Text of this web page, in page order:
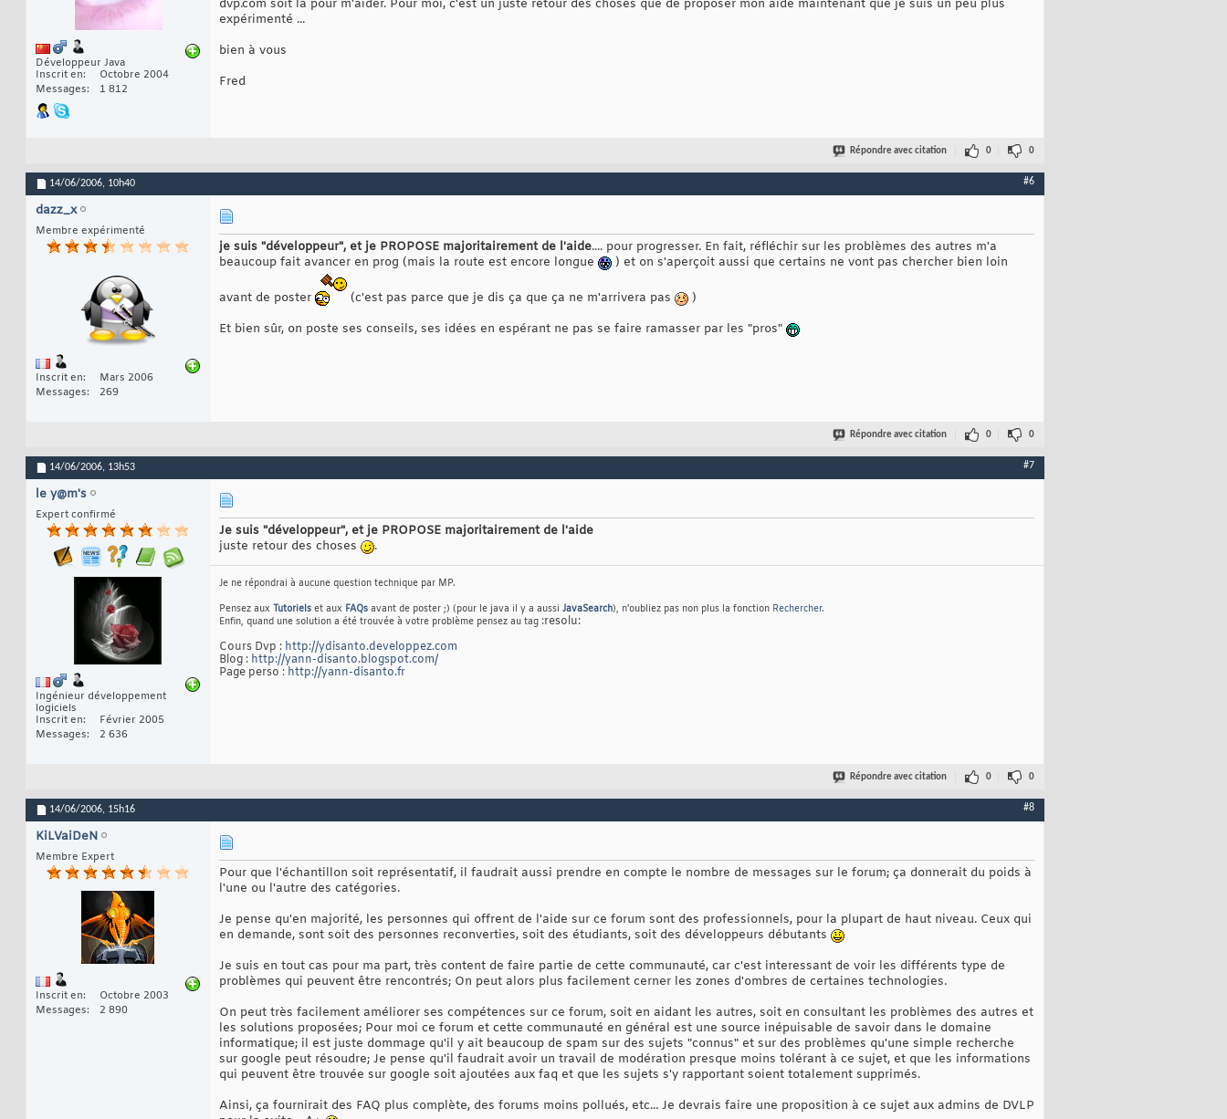
Développeur Java
Inscrit en
Octobre 2004
Messages
1 812
dvp.com soit là pour m'aider. Pour moi, c'est un juste retour des choses que de proposer mon aide maintenant que je suis un peu plus
expérimenté ...
bien à vous
Fred
Répondre avec citation 0 0
14/06/2006, 10h40 #6
dazz_x
Membre expérimenté
Inscrit en
Mars 2006
Messages
269
je suis "développeur", et je PROPOSE majoritairement de l'aide.... pour progresser. En fait, réfléchir sur les problèmes des autres m'a
beaucoup fait avancer en prog (mais la route est encore longue
) et on s'aperçoit aussi que certains ne vont pas chercher bien loin
avant de poster (c'est pas parce que je dis ça que ça ne m'arrivera pas
)
Et bien sûr, on poste ses conseils, ses idées en espérant ne pas se faire ramasser par les "pros"
Répondre avec citation 0 0
14/06/2006, 13h53 #7
le y@m's
Expert confirmé
Ingénieur développement
logiciels
Inscrit en
Février 2005
Messages
2 636
Je suis "développeur", et je PROPOSE majoritairement de l'aide
juste retour des choses
.
Je ne répondrai à aucune question technique par MP.
Pensez aux Tutoriels et aux FAQs avant de poster ;) (pour le java il y a aussi JavaSearch), n'oubliez pas non plus la fonction Rechercher.
Enfin, quand une solution a été trouvée à votre problème pensez au tag :resolu:
Cours Dvp : http://ydisanto.developpez.com
Blog : http://yann-disanto.blogspot.com/
Page perso : http://yann-disanto.fr
Répondre avec citation 0 0
14/06/2006, 15h16 #8
KiLVaiDeN
Membre Expert
Inscrit en
Octobre 2003
Messages
2 890
Pour que l'échantillon soit représentatif, il faudrait aussi prendre en compte le nombre de messages sur le forum; ça donnerait du poids à
l'une ou l'autre des catégories.
Je pense qu'en majorité, les personnes qui offrent de l'aide sur ce forum sont des professionnels, pour la plupart de haut niveau. Ceux qui
en demande, sont soit des personnes reconverties, soit des étudiants, soit des développeurs débutants
Je suis en tout cas pour ma part, très content de faire partie de cette communauté, car c'est interessant de voir les différents type de
problèmes qui peuvent être rencontrés; On peut alors plus facilement cerner les zones d'ombres de certaines technologies.
On peut très facilement améliorer ses compétences sur ce forum, soit en aidant les autres, soit en consultant les problèmes des autres et
les solutions proposées; Pour moi ce forum et cette communauté en général est une source inépuisable de savoir dans le domaine
informatique; il est juste dommage qu'il y ait beaucoup de spam sur des sujets "connus" et sur des problèmes qu'une simple recherche
sur google peut résoudre; Je pense qu'il faudrait avoir un travail de modération presque moins tolérant à ce sujet, et que les informations
qui peuvent être trouvée sur google soit ajoutées aux faq et que les sujets s'y rapportant soient totalement supprimés.
Ainsi, ça fournirait des FAQ plus complète, des forums moins pollués, etc... Je devrais faire une proposition à ce sujet aux admins de DVLP